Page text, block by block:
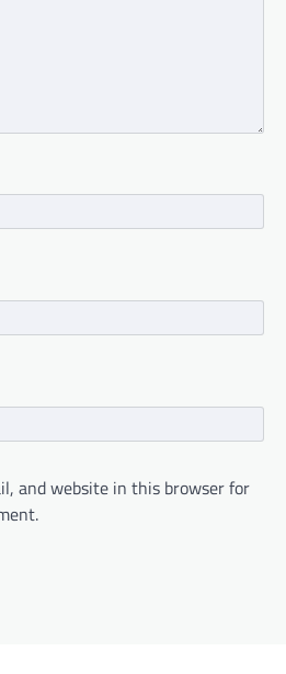
and website in this browser for